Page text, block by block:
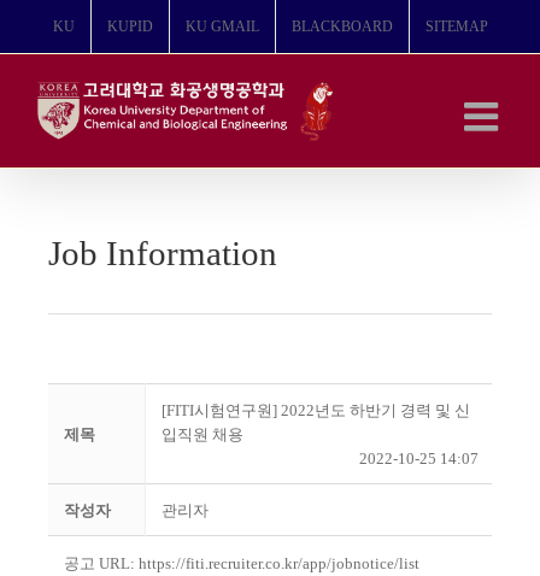
뛰
KU KUPID KU GMAIL BLACKBOARD SITEMAP
Job Information
제목
[FITI시험연구원] 2022년도 하반기 경력 및 신
입직원 채용
2022-10-25 14:07
작성자 관리자
공고 URL: https://fiti.recruiter.co.kr/app/jobnotice/list